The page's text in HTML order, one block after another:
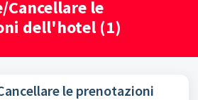
Cancellare le
dell'hotel (1)
le prenotazioni